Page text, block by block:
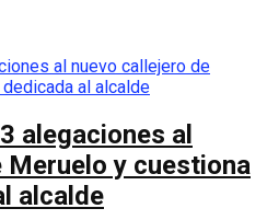
alegaciones al
Meruelo y cuestiona
alcalde